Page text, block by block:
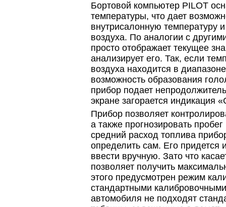
Бортовой компьютер PILOT
температуры, что дает
внутрисалонную температуру
воздуха. По аналогии с
просто отображает текущее
анализирует его. Так, если
воздуха находится в
возможность образования
прибор подает
экране загорается индикация
Прибор позволяет
а также прогнозировать
средний расход топлива
определить сам. Его придется
ввести вручную. Зато что
позволяет получить
этого предусмотрен режим
стандартными
автомобиля не подходят